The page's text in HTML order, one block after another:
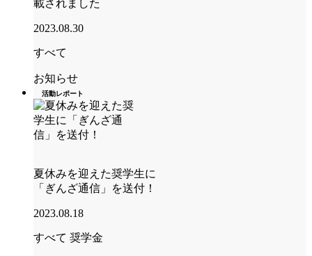
載されました
2023.08.30
すべて
お知らせ
活動レポート
夏休みを迎えた奨学生に
「ぎんざ通信」を送付！
2023.08.18
すべて 奨学金